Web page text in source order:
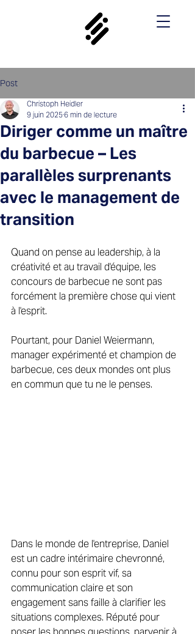
Post
Diriger comme un maître
du barbecue – Les
parallèles surprenants
avec le management de
transition
Christoph Heidler
9 juin 20256 min de lecture
Quand on pense au leadership, à la
créativité et au travail d'équipe, les
concours de barbecue ne sont pas
forcément la première chose qui vient
à l'esprit.
Pourtant, pour Daniel Weiermann,
manager expérimenté et champion de
barbecue, ces deux mondes ont plus
en commun que tu ne le penses.
Dans le monde de l'entreprise, Daniel
est un cadre intérimaire chevronné,
connu pour son esprit vif, sa
communication claire et son
engagement sans faille à clarifier les
situations complexes. Réputé pour